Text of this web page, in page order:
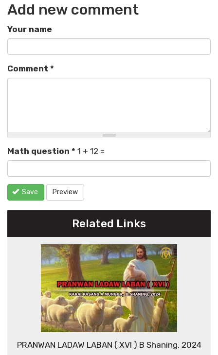
Add new comment
Your name
Comment *
Math question * 1 + 12 =
Save Preview
Related Links
PRANWAN LADAW LABAN ( XVI ) B Shaning, 2024